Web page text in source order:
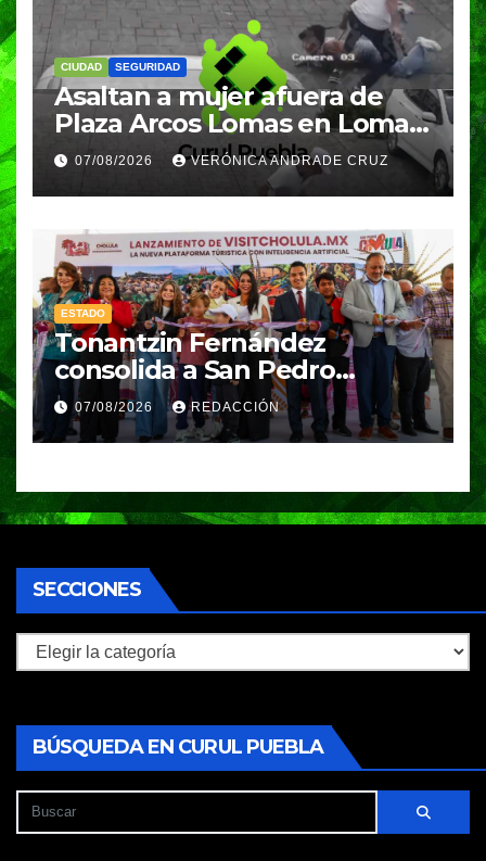
CIUDAD SEGURIDAD
Asaltan a mujer afuera de
Plaza Arcos Lomas en Lomas
de Angelópolis; delincuentes
huyeron en auto
07/08/2026 VERÓNICA ANDRADE CRUZ
ESTADO
Tonantzin Fernández
consolida a San Pedro
Cholula como referente en
turismo inteligente
07/08/2026 REDACCIÓN
SECCIONES
Secciones
BÚSQUEDA EN CURUL PUEBLA